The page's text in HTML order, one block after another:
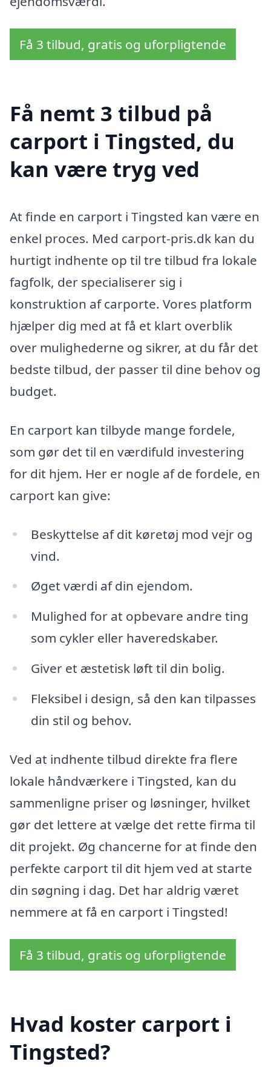
Få 3 tilbud, gratis og uforpligtende
Få nemt 3 tilbud på
carport i Tingsted, du
kan være tryg ved
At finde en carport i Tingsted kan være en
enkel proces. Med carport-pris.dk kan du
hurtigt indhente op til tre tilbud fra lokale
fagfolk, der specialiserer sig i
konstruktion af carporte. Vores platform
hjælper dig med at få et klart overblik
over mulighederne og sikrer, at du får det
bedste tilbud, der passer til dine behov og
budget.
En carport kan tilbyde mange fordele,
som gør det til en værdifuld investering
for dit hjem. Her er nogle af de fordele, en
carport kan give:
Beskyttelse af dit køretøj mod vejr og
vind.
Øget værdi af din ejendom.
Mulighed for at opbevare andre ting
som cykler eller haveredskaber.
Giver et æstetisk løft til din bolig.
Fleksibel i design, så den kan tilpasses
din stil og behov.
Ved at indhente tilbud direkte fra flere
lokale håndværkere i Tingsted, kan du
sammenligne priser og løsninger, hvilket
gør det lettere at vælge det rette firma til
dit projekt. Øg chancerne for at finde den
perfekte carport til dit hjem ved at starte
din søgning i dag. Det har aldrig været
nemmere at få en carport i Tingsted!
Få 3 tilbud, gratis og uforpligtende
Hvad koster carport i
Tingsted?